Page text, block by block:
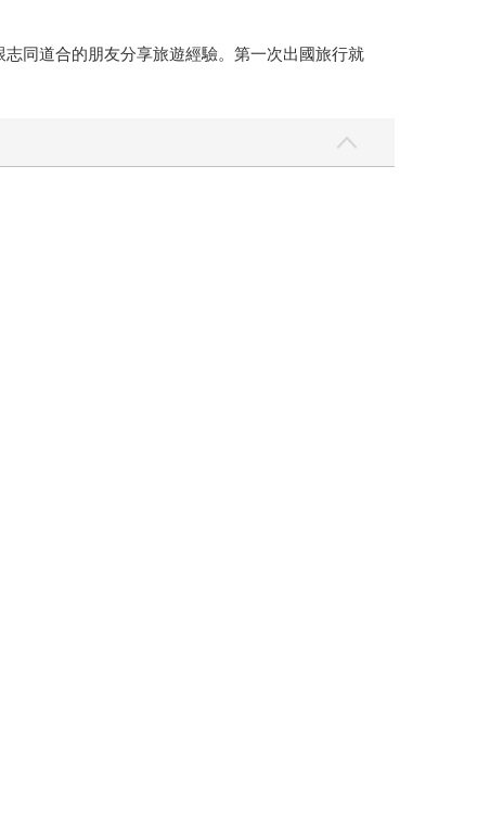
同道合的朋友分享旅遊經驗。第一次出國旅行就